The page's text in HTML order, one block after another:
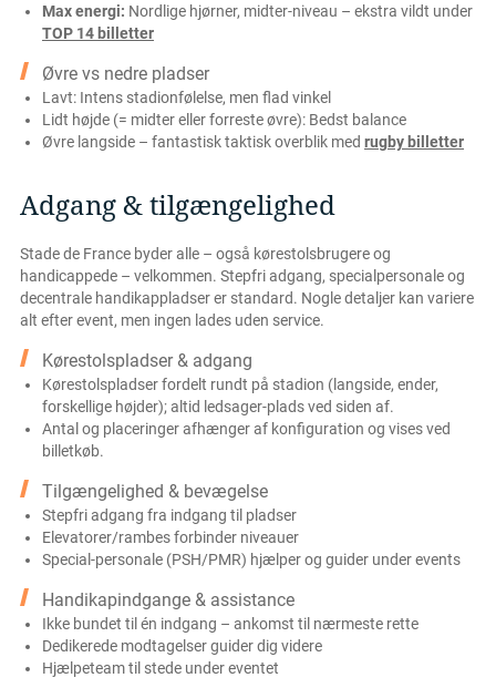
Max energi: Nordlige hjørner, midter-niveau – ekstra vildt under
TOP 14 billetter
Øvre vs nedre pladser
Lavt: Intens stadionfølelse, men flad vinkel
Lidt højde (= midter eller forreste øvre): Bedst balance
Øvre langside – fantastisk taktisk overblik med rugby billetter
Adgang & tilgængelighed
Stade de France byder alle – også kørestolsbrugere og
handicappede – velkommen. Stepfri adgang, specialpersonale og
decentrale handikappladser er standard. Nogle detaljer kan variere
alt efter event, men ingen lades uden service.
Kørestolspladser & adgang
Kørestolspladser fordelt rundt på stadion (langside, ender,
forskellige højder); altid ledsager-plads ved siden af.
Antal og placeringer afhænger af konfiguration og vises ved
billetkøb.
Tilgængelighed & bevægelse
Stepfri adgang fra indgang til pladser
Elevatorer/rambes forbinder niveauer
Special-personale (PSH/PMR) hjælper og guider under events
Handikapindgange & assistance
Ikke bundet til én indgang – ankomst til nærmeste rette
Dedikerede modtagelser guider dig videre
Hjælpeteam til stede under eventet